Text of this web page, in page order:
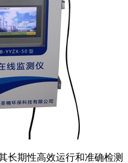
长期性高效运行和准确检测